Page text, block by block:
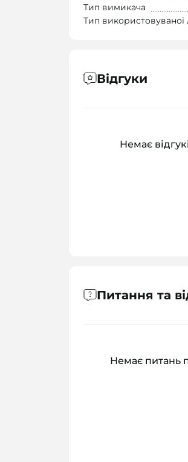
Тип вимикача
Тип
Відгуки
Немає
Питання та
Немає питань